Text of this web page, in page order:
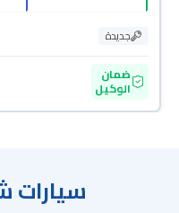
جديدة
ضمان
الوكيل
سيارات